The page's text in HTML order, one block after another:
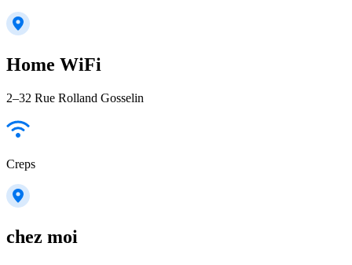
Home WiFi
2–32 Rue Rolland Gosselin
Creps
chez moi